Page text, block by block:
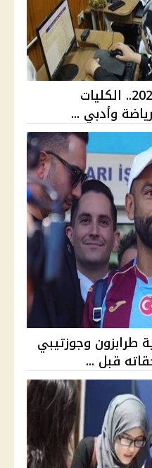
تنسيق المرحلة الثانية 2026.. الكليات
وأدبي ...
وجوزتيبي
قبل ...